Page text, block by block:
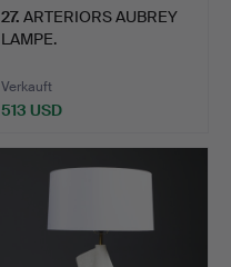
27. ARTERIORS AUBREY
LAMPE.
Verkauft
513 USD